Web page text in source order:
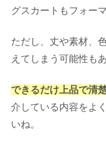
グスカートもフォー
ただし、丈や素材、
えてしまう可能性も
できるだけ上品で清
介している内容をよ
いね。